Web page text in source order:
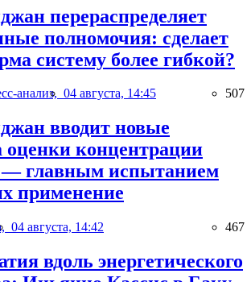
перераспределяет
полномочия: сделает
систему более гибкой?
анализ, 04 августа, 14:45 507
вводит новые
оценки концентрации
главным испытанием
применение
04 августа, 14:42 467
вдоль энергетического